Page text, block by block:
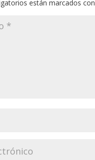
están marcados con